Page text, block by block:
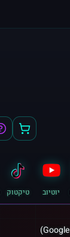
יוטיוב טיקטוק